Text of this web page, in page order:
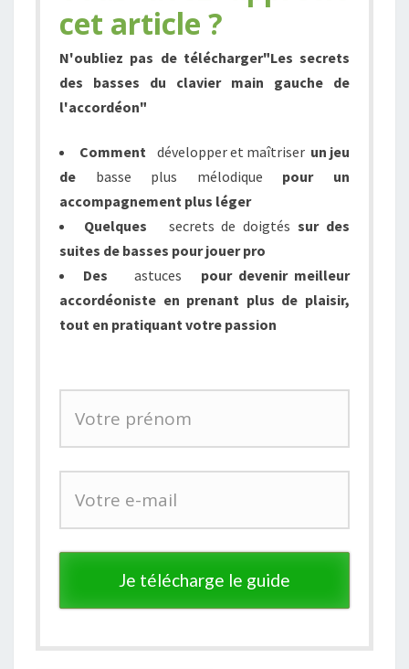
cet article ?
N'oubliez pas de télécharger"Les secrets
des basses du clavier main gauche de
l'accordéon"
Comment développer et maîtriser un jeu
de basse plus mélodique pour un
accompagnement plus léger
Quelques secrets de doigtéssur des
suites de basses pourjouerpro
Des astuces
pour devenir meilleur
accordéoniste en prenant plus de plaisir,
tout en pratiquant votre passion
Je télécharge le guide